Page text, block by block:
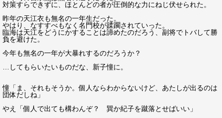
対策すらできずに、ほとんどの者が圧倒的な力にねじ伏せられた。
昨年の天江衣も無名の一年生だった。
やはり、なすすべもなく名門校が蹂躙されていった。
臨海は天江をどうにかすることは諦めたのだろう、副将でトバして勝
負を避けた。
今年も無名の一年が大暴れするのだろうか？
…してもらいたいものだな、新子憧に。
憧「ま、それもそうか。個人ならわからないけど、あたしが出るのは
団体だしね」
やえ「個人で出ても構わんぞ？ 巽か紀子を蹴落とせばいい」